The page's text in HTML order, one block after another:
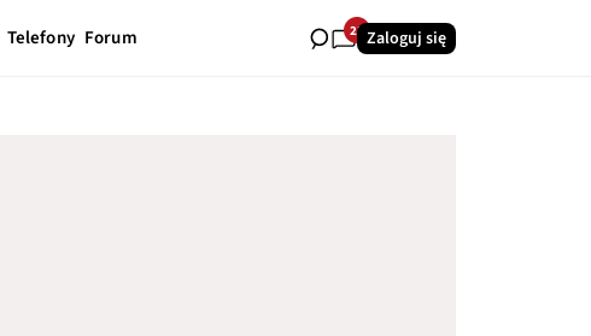
Telefony Forum 23Zaloguj się